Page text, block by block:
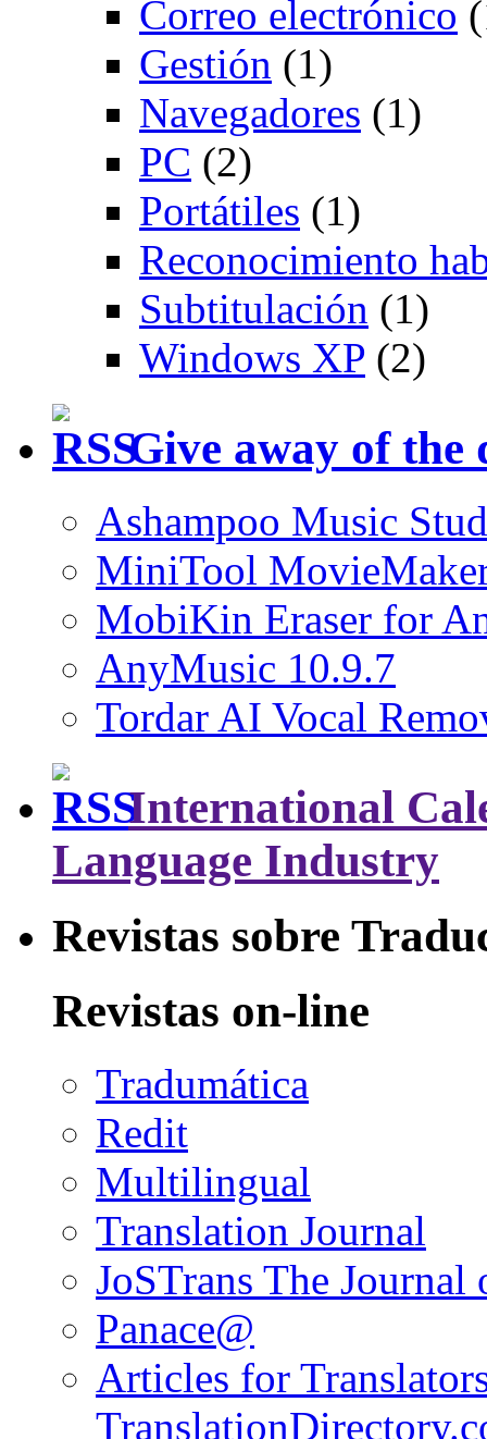
Correo electrónico
Gestión (1)
Navegadores (1)
PC (2)
Portátiles (1)
Reconocimiento
Subtitulación (1)
Windows XP (2)
Give away of the
Ashampoo Music
MiniTool
MobiKin Eraser for
AnyMusic 10.9.7
Tordar AI Vocal
International
Language Industry
Revistas sobre
Revistas on-line
Tradumática
Redit
Multilingual
Translation Journal
JoSTrans The
Panace@
Articles for